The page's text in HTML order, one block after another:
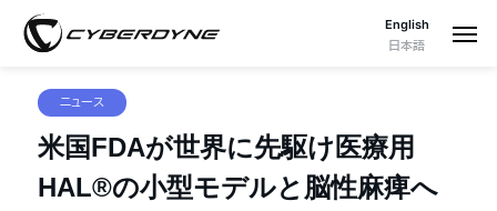
English
日本語
ニュース
米国FDAが世界に先駆け医療用
HAL®の小型モデルと脳性麻痺へ